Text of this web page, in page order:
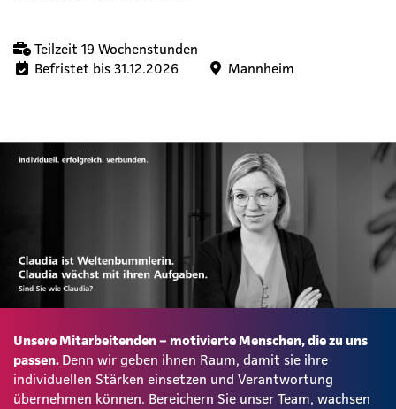
Teilzeit 19 Wochenstunden
Befristet bis 31.12.2026
Mannheim
Unsere Mitarbeitenden – motivierte Menschen, die zu uns
passen. Denn wir geben ihnen Raum, damit sie ihre
individuellen Stärken einsetzen und Verantwortung
übernehmen können. Bereichern Sie unser Team, wachsen